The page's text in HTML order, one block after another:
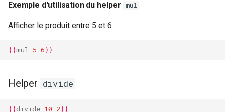
Exemple d'utilisation du helper mul
Afficher le produit entre 5 et 6 :
{{mul 5 6}}
Helper divide
{{divide 10 2}}